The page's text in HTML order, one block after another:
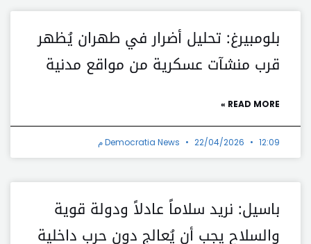
بلومبيرغ: تحليل أضرار في طهران يُظهر
قرب منشآت عسكرية من مواقع مدنية
READ MORE »
Democratia News 22/04/2026 12:09 م
باسيل: نريد سلاماً عادلاً ودولة قوية
والسلاح يجب أن يُعالج دون حرب داخلية